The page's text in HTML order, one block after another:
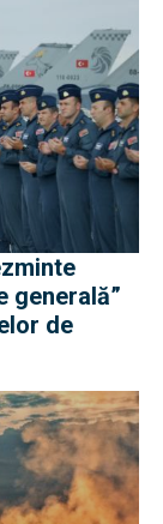
generală”
de